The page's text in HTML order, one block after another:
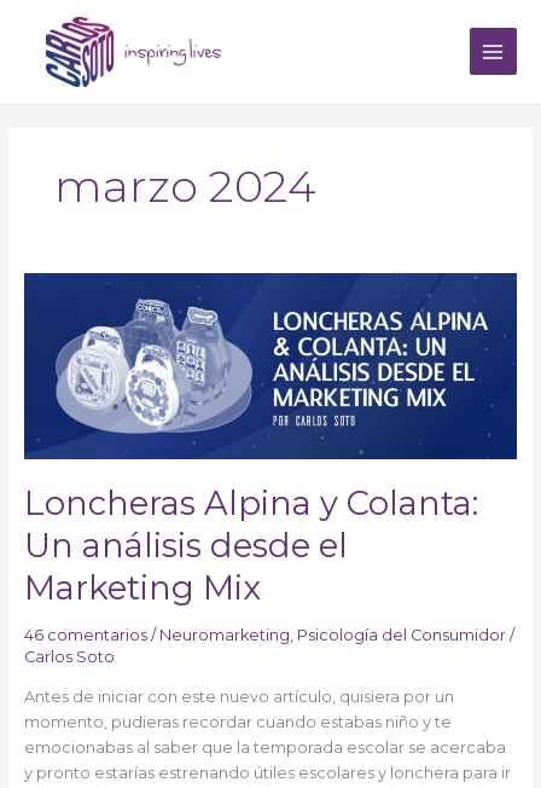
contenido
marzo 2024
Loncheras Alpina y Colanta:
Un análisis desde el
Marketing Mix
46 comentarios / Neuromarketing, Psicología del Consumidor/
Carlos Soto
Antes de iniciar con este nuevo artículo, quisiera por un
momento, pudieras recordar cuando estabas niño y te
emocionabas al saber que la temporada escolar se acercaba
y pronto estarías estrenando útiles escolares y lonchera para ir
Colanta:
análisis
desde
el
Marketing
Mix